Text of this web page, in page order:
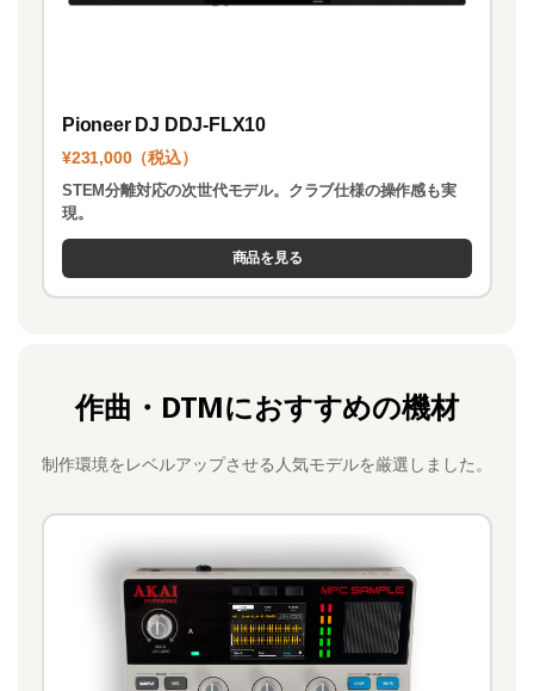
Pioneer DJ DDJ-FLX10
¥231,000（税込）
STEM分離対応の次世代モデル。クラブ仕様の操作感も実
現。
商品を見る
作曲・DTMにおすすめの機材
制作環境をレベルアップさせる人気モデルを厳選しました。